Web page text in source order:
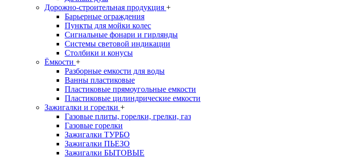
Дорожно-строительная продукция +
Барьерные ограждения
Пункты для мойки колес
Сигнальные фонари и гирлянды
Системы световой индикации
Столбики и конусы
Ёмкости +
Разборные емкости для воды
Ванны пластиковые
Пластиковые прямоугольные емкости
Пластиковые цилиндрические емкости
Зажигалки и горелки +
Газовые плиты, горелки, грелки, газ
Газовые горелки
Зажигалки ТУРБО
Зажигалки ПЬЕЗО
Зажигалки БЫТОВЫЕ